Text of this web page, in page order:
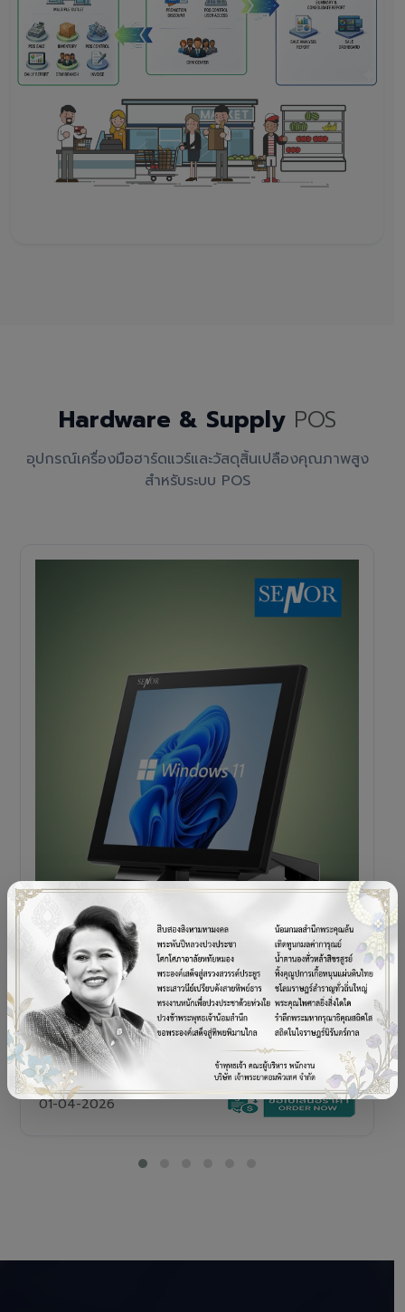
Hardware & Supply POS
อุปกรณ์เครื่องมือฮาร์ดแวร์และวัสดุสิ้นเปลืองคุณภาพสูง
สำหรับระบบ POS
POS TERMINAL
SENOR V+5s
เครื่อง POS All-in-One Touch Screen ดีไซน์พรีเมียม
01-04-2026